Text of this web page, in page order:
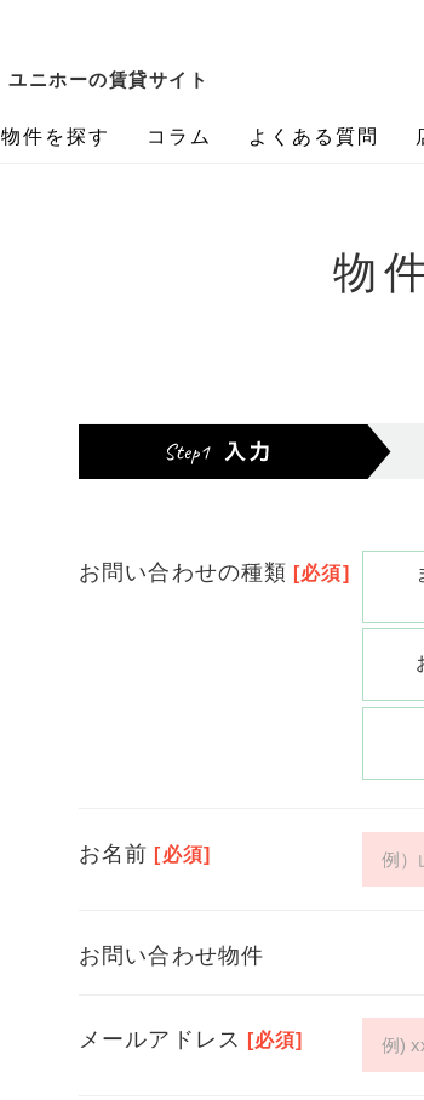
ユニホーの賃貸サイト
物件を探す コラム よくある質問
物
お問い合わせの種類 [必須]
お名前 [必須]
お問い合わせ物件
メールアドレス [必須]